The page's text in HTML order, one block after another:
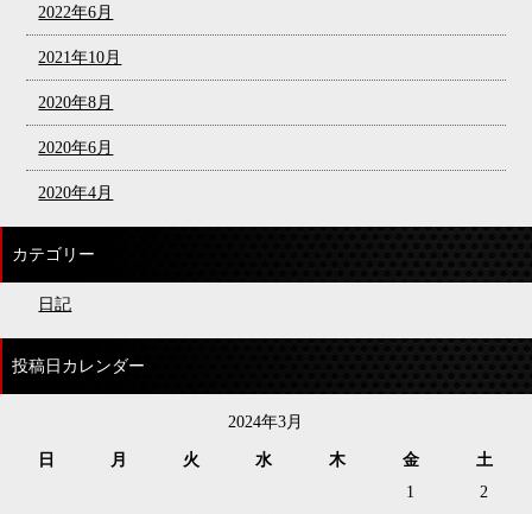
2022年6月
2021年10月
2020年8月
2020年6月
2020年4月
カテゴリー
日記
投稿日カレンダー
2024年3月
日 月 火 水 木 金 土
1
2